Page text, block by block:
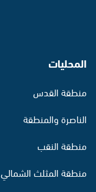
المحليات
منطقة القدس
الناصرة والمنطقة
منطقة النقب
منطقة المثلث الشمالي